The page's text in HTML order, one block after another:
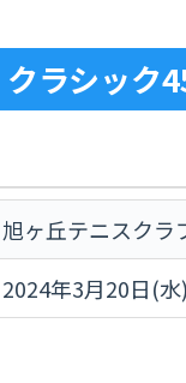
ラシック
旭ヶ丘テニスクラ
2024年3月20日(